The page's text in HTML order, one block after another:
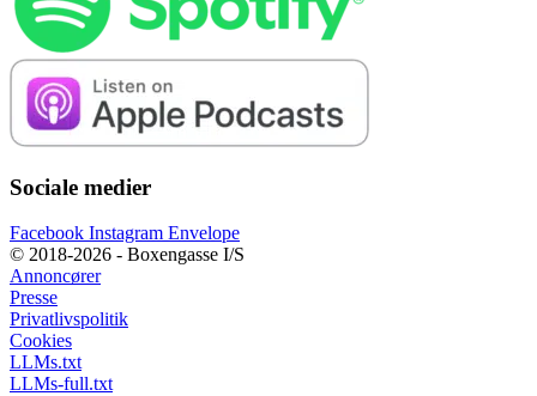
Sociale medier
Facebook Instagram Envelope
© 2018-2026 - Boxengasse I/S
Annoncører
Presse
Privatlivspolitik
Cookies
LLMs.txt
LLMs-full.txt